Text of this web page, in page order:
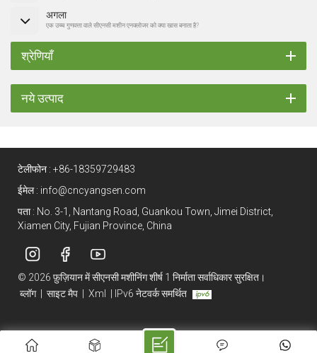
अगला
एक उच्च गुणवत्ता वाले सीएनसी मशीन एनक्लोजर को क्या खास बनाता है?
श्रेणियाँ
नये उत्पाद
टेलीफोन : +86-18359729483
ईमेल : info@cncyangsen.com
पता : No. 3-1, Nantang Road, Guankou Town, Jimei District,
Xiamen City, Fujian Province, China
© 2026 फ़ुज़ियान में सीएनसी मशीनिंग शीर्ष 1 निर्माता सर्वाधिकार सुरक्षित।
ब्लॉग
साइट मैप Xml IPv6 नेटवर्क समर्थित